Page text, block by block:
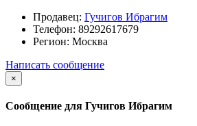
Продавец: Гучигов Ибрагим
Телефон: 89292617679
Регион: Москва
Написать сообщение
×
Сообщение для Гучигов Ибрагим